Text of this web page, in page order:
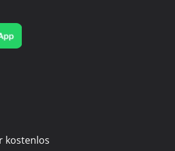
kostenlos